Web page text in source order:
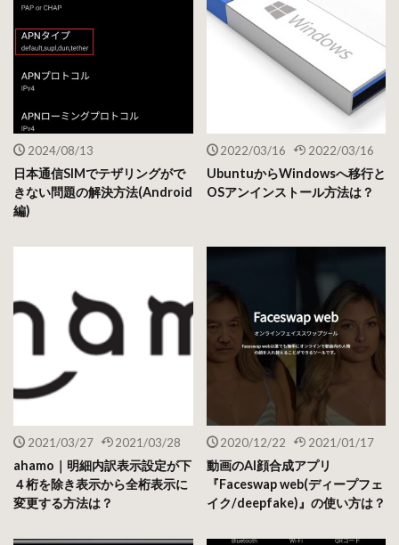
この顔美人度AI判定のDeeplooksですが、 メイクをすると ス
コアが上がる
美人度なので、ミスコンに出ている方ようなくっきりした女
性メイクをするとスコアが上がりやすいかもしれません。
女性の方は是非！メイク前とメイク後の自分の顔面偏差値差
の比較や、メイクのスキル調査にも使ってみてはいかがでし
ょうか？
面白い結果が得られるかもしれません！
スポンサードリンク
2024/08/13
日本通信SIMでテザリングがで
きない問題の解決方法(Android
編)
2022/03/16 2022/03/16
UbuntuからWindowsへ移行と
OSアンインストール方法は？
2021/03/27 2021/03/28
ahamo｜明細内訳表示設定が下
４桁を除き表示から全桁表示に
変更する方法は？
2020/12/22 2021/01/17
動画のAI顔合成アプリ
『Faceswap web(ディープフェ
イク/deepfake)』の使い方は？